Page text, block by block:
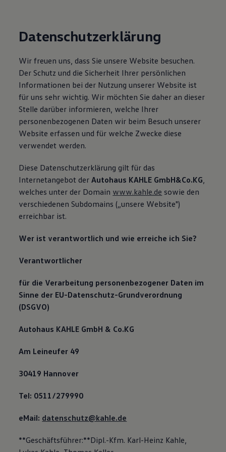
Datenschutzerklärung
Wir freuen uns, dass Sie unsere Website besuchen.
Der Schutz und die Sicherheit Ihrer persönlichen
Informationen bei der Nutzung unserer Website ist
für uns sehr wichtig. Wir möchten Sie daher an dieser
Stelle darüber informieren, welche Ihrer
personenbezogenen Daten wir beim Besuch unserer
Website erfassen und für welche Zwecke diese
verwendet werden.
Diese Datenschutzerklärung gilt für das
Internetangebot derAutohaus KAHLE GmbH&Co.KG,
welches unter der Domain www.kahle.de sowie den
verschiedenen Subdomains („unsere Website")
erreichbar ist.
Wer ist verantwortlich und wie erreiche ich Sie?
Verantwortlicher
für die Verarbeitung personenbezogener Daten im
Sinne der EU-Datenschutz-Grundverordnung
(DSGVO)
Autohaus KAHLE GmbH & Co.KG
Am Leineufer 49
30419 Hannover
Tel: 0511/279990
eMail: datenschutz@kahle.de
**Geschäftsführer:**Dipl.-Kfm. Karl-Heinz Kahle,